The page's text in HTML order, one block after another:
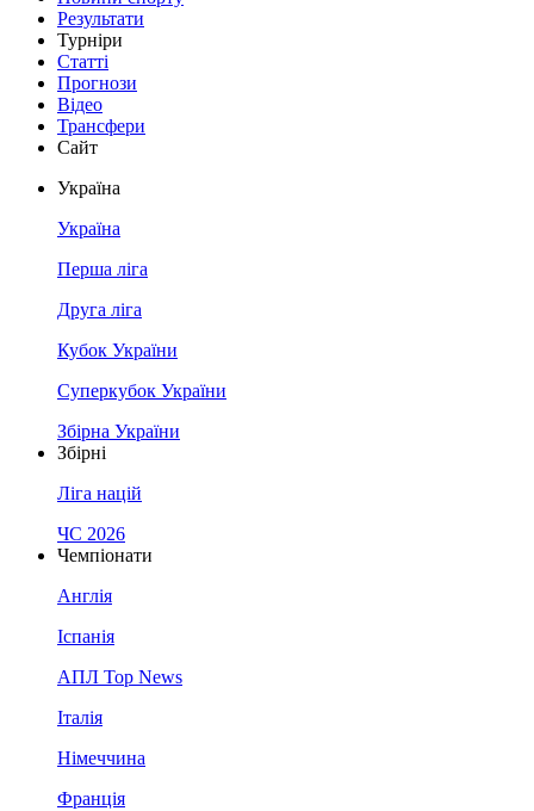
Результати
Турніри
Статті
Прогнози
Відео
Трансфери
Сайт
Україна
Україна
Перша ліга
Друга ліга
Кубок України
Суперкубок України
Збірна України
Збірні
Ліга націй
ЧС 2026
Чемпіонати
Англія
Іспанія
АПЛ Top News
Італія
Німеччина
Франція